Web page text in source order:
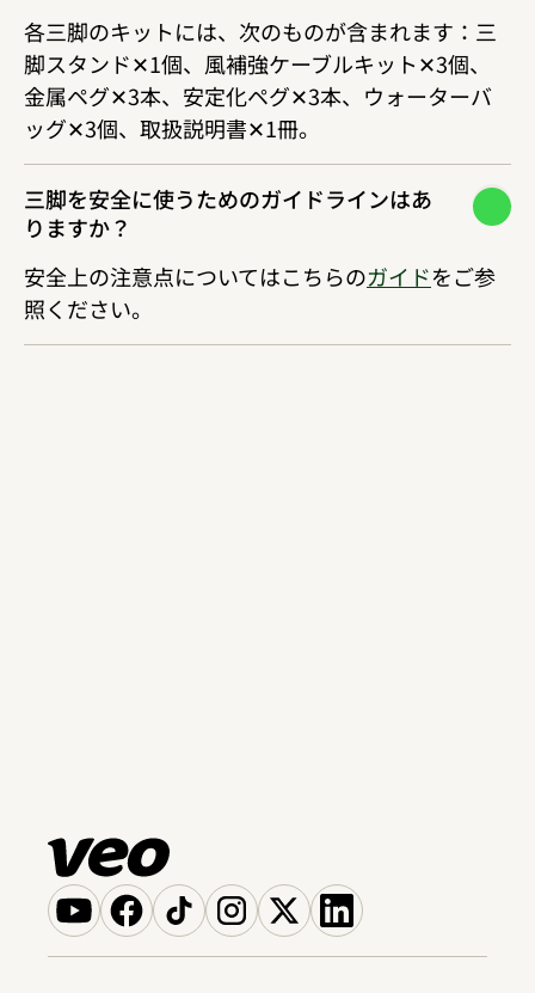
各三脚のキットには、次のものが含まれます：三
脚スタンド✕1個、風補強ケーブルキット✕3個、
金属ペグ✕3本、安定化ペグ✕3本、ウォーターバ
ッグ✕3個、取扱説明書✕1冊。
三脚を安全に使うためのガイドラインはあ
りますか？
安全上の注意点についてはこちらのガイドをご参
照ください。